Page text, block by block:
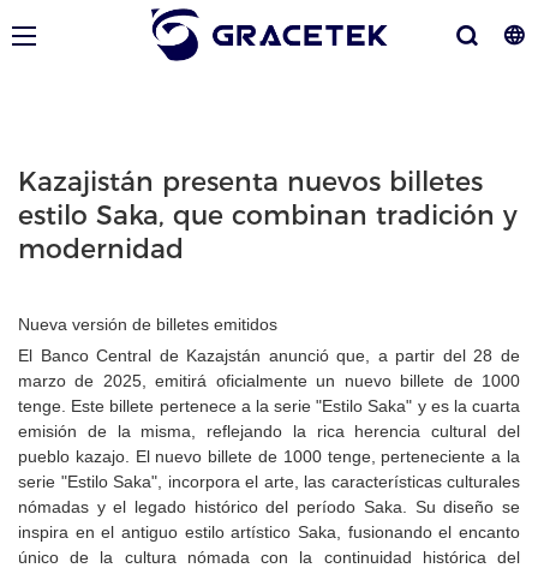
Kazajistán presenta nuevos billetes
estilo Saka, que combinan tradición y
modernidad
Nueva versión de billetes emitidos
El Banco Central de Kazajstán anunció que, a partir del 28 de
marzo de 2025, emitirá oficialmente un nuevo billete de 1000
tenge. Este billete pertenece a la serie "Estilo Saka" y es la cuarta
emisión de la misma, reflejando la rica herencia cultural del
pueblo kazajo. El nuevo billete de 1000 tenge, perteneciente a la
serie "Estilo Saka", incorpora el arte, las características culturales
nómadas y el legado histórico del período Saka. Su diseño se
inspira en el antiguo estilo artístico Saka, fusionando el encanto
único de la cultura nómada con la continuidad histórica del